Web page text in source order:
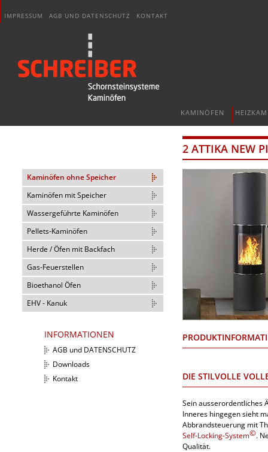
IMPRESSUM AGB UND DATENSCHUTZ KONTAKT
KAMINÖFEN
Kaminöfen ohne Speicher
Kaminöfen mit Speicher
Wassergeführte Kaminöfen
Pellets-Kaminöfen
Herde / Öfen mit Backfach
Gas-Feuerstellen
Bioethanol Öfen
EHV - Kanuk
2 ATTIKA NEW
DIE STILVOLLE
Sein ausserordentliches
Inneres hingegen sieht
Abbrandsteuerung mit
Self-Locking-System©.
Qualität.
INFORMATIONEN
AGB und DATENSCHUTZ
Downloads
Kontakt